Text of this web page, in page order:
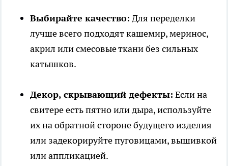
Выбирайте качество: Для переделки
лучше всего подходят кашемир, меринос,
акрил или смесовые ткани без сильных
катышков.
Декор, скрывающий дефекты: Если на
свитере есть пятно или дыра, используйте
их на обратной стороне будущего изделия
или задекорируйте пуговицами, вышивкой
или аппликацией.